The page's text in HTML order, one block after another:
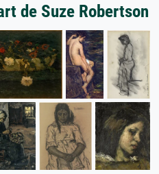
de Suze Robertson